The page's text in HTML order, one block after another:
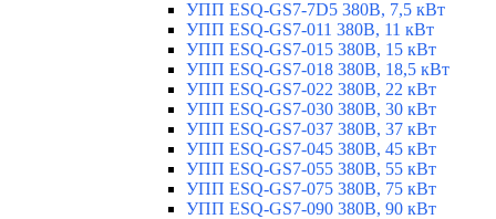
УПП ESQ-GS7-7D5 380В, 7,5 кВт
УПП ESQ-GS7-011 380В, 11 кВт
УПП ESQ-GS7-015 380В, 15 кВт
УПП ESQ-GS7-018 380В, 18,5 кВт
УПП ESQ-GS7-022 380В, 22 кВт
УПП ESQ-GS7-030 380В, 30 кВт
УПП ESQ-GS7-037 380В, 37 кВт
УПП ESQ-GS7-045 380В, 45 кВт
УПП ESQ-GS7-055 380В, 55 кВт
УПП ESQ-GS7-075 380В, 75 кВт
УПП ESQ-GS7-090 380В, 90 кВт